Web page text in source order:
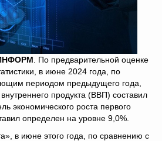
. По предварительной оценке
в июне 2024 года, по
периодом предыдущего года,
продукта (ВВП) составил
экономического роста первого
определен ​​на уровне 9,0%.
в июне этого года, по сравнению с